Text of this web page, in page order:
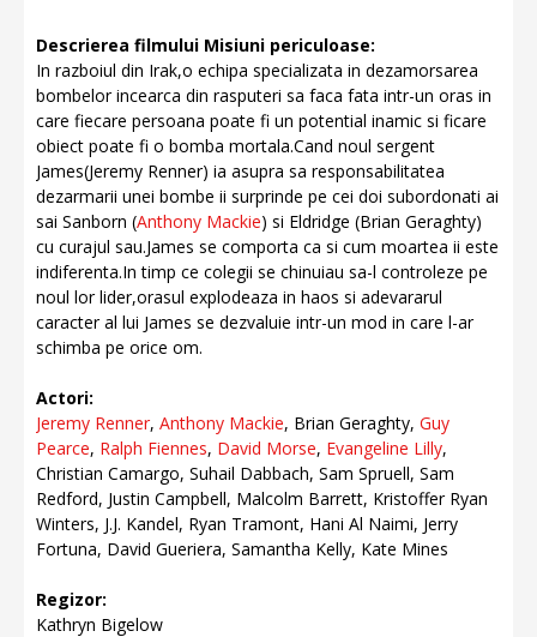
Descrierea filmului Misiuni periculoase:
In razboiul din Irak,o echipa specializata in dezamorsarea
bombelor incearca din rasputeri sa faca fata intr-un oras in
care fiecare persoana poate fi un potential inamic si ficare
obiect poate fi o bomba mortala.Cand noul sergent
James(Jeremy Renner) ia asupra sa responsabilitatea
dezarmarii unei bombe ii surprinde pe cei doi subordonati ai
sai Sanborn (Anthony Mackie) si Eldridge (Brian Geraghty)
cu curajul sau.James se comporta ca si cum moartea ii este
indiferenta.In timp ce colegii se chinuiau sa-l controleze pe
noul lor lider,orasul explodeaza in haos si adevararul
caracter al lui James se dezvaluie intr-un mod in care l-ar
schimba pe orice om.
Actori:
Jeremy Renner, Anthony Mackie, Brian Geraghty, Guy
Pearce, Ralph Fiennes, David Morse, Evangeline Lilly,
Christian Camargo, Suhail Dabbach, Sam Spruell, Sam
Redford, Justin Campbell, Malcolm Barrett, Kristoffer Ryan
Winters, J.J. Kandel, Ryan Tramont, Hani Al Naimi, Jerry
Fortuna, David Gueriera, Samantha Kelly, Kate Mines
Regizor:
Kathryn Bigelow